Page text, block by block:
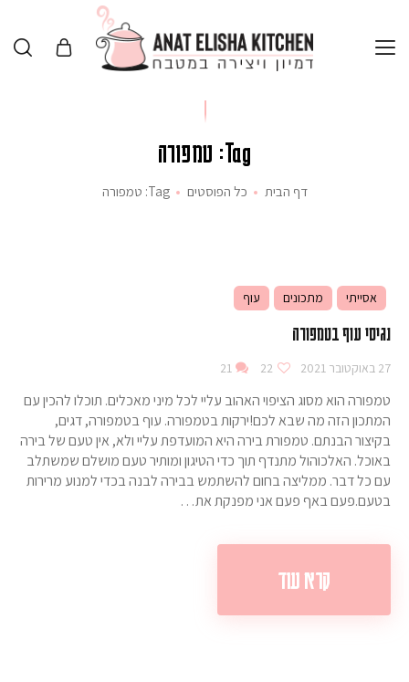
Tag: טמפורה
דף הבית כל הפוסטים Tag: טמפורה
אסייתי מתכונים עוף
נגיסי עוף בטמפורה
27 באוקטובר 2021 22
21
טמפורה הוא מסוג הציפוי האהוב עליי לכל מיני מאכלים. תוכלו להכין עם
המתכון הזה מה שבא לכם!ירקות בטמפורה. עוף בטמפורה, דגים,
בקיצור הבנתם. טמפורת בירה היא המועדפת עליי ולא, אין טעם של בירה
באוכל. האלכוהול מתנדף תוך כדי הטיגון ומותיר טעם מושלם שמשתלב
עם כל דבר. ממליצה בחום להשתמש בבירה לבנה בכדי למנוע מרירות
בטעם.פעם באף פעם אני מפנקת את…
קרא עוד